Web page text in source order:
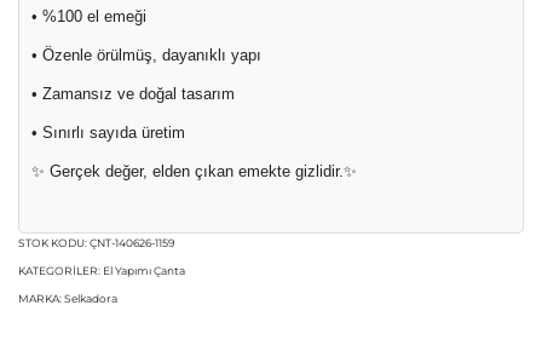
• %100 el emeği
• Özenle örülmüş, dayanıklı yapı
• Zamansız ve doğal tasarım
• Sınırlı sayıda üretim
✨ Gerçek değer, elden çıkan emekte gizlidir.✨
STOK KODU:ÇNT-140626-1159
KATEGORILER: El Yapımı Çanta
MARKA:Selkadora